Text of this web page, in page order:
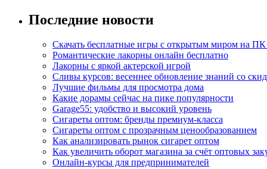
Последние новости
Скачать бесплатные игры с открытым миром на ПК
Романтические лакорны онлайн бесплатно
Лакорны с яркой актерской игрой
Сливы курсов: весеннее обновление знаний со
Лучшие фильмы для просмотра дома
Какие дорамы сейчас на пике популярности
Garage55: удобство и высокий уровень
Сигареты оптом: бренды премиум-класса
Сигареты оптом с прозрачным ценообразованием
Как анализировать рынок сигарет оптом
Как увеличить оборот магазина за счёт оптовых
Онлайн-курсы для предпринимателей